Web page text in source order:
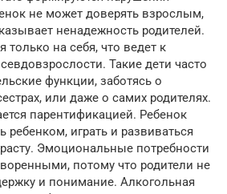
не может доверять взрослым,
ненадежность родителей.
только на себя, что ведет к
Такие дети часто
функции, заботясь о
или даже о самих родителях.
парентификацией. Ребенок
ребенком, играть и развиваться
Эмоциональные потребности
потому что родители не
и понимание. Алкогольная